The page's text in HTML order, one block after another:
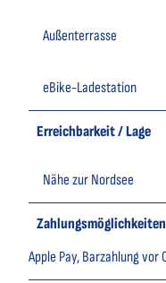
Außenterrasse
eBike-Ladestation
Erreichbarkeit / Lage
Nähe zur Nordsee
Zahlungsmöglichkeiten
Apple Pay, Barzahlung